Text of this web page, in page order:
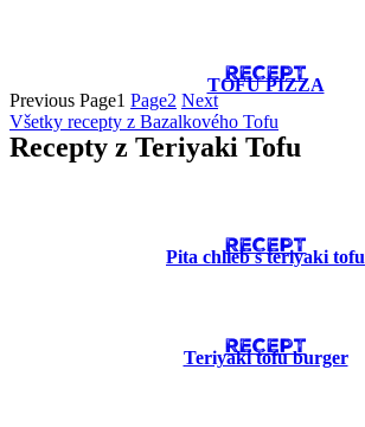
RECEPT
TOFU PIZZA
Previous Page1 Page2 Next
Všetky recepty z Bazalkového Tofu
Recepty z Teriyaki Tofu
RECEPT
Pita chlieb s teriyaki tofu
RECEPT
Teriyaki tofu burger